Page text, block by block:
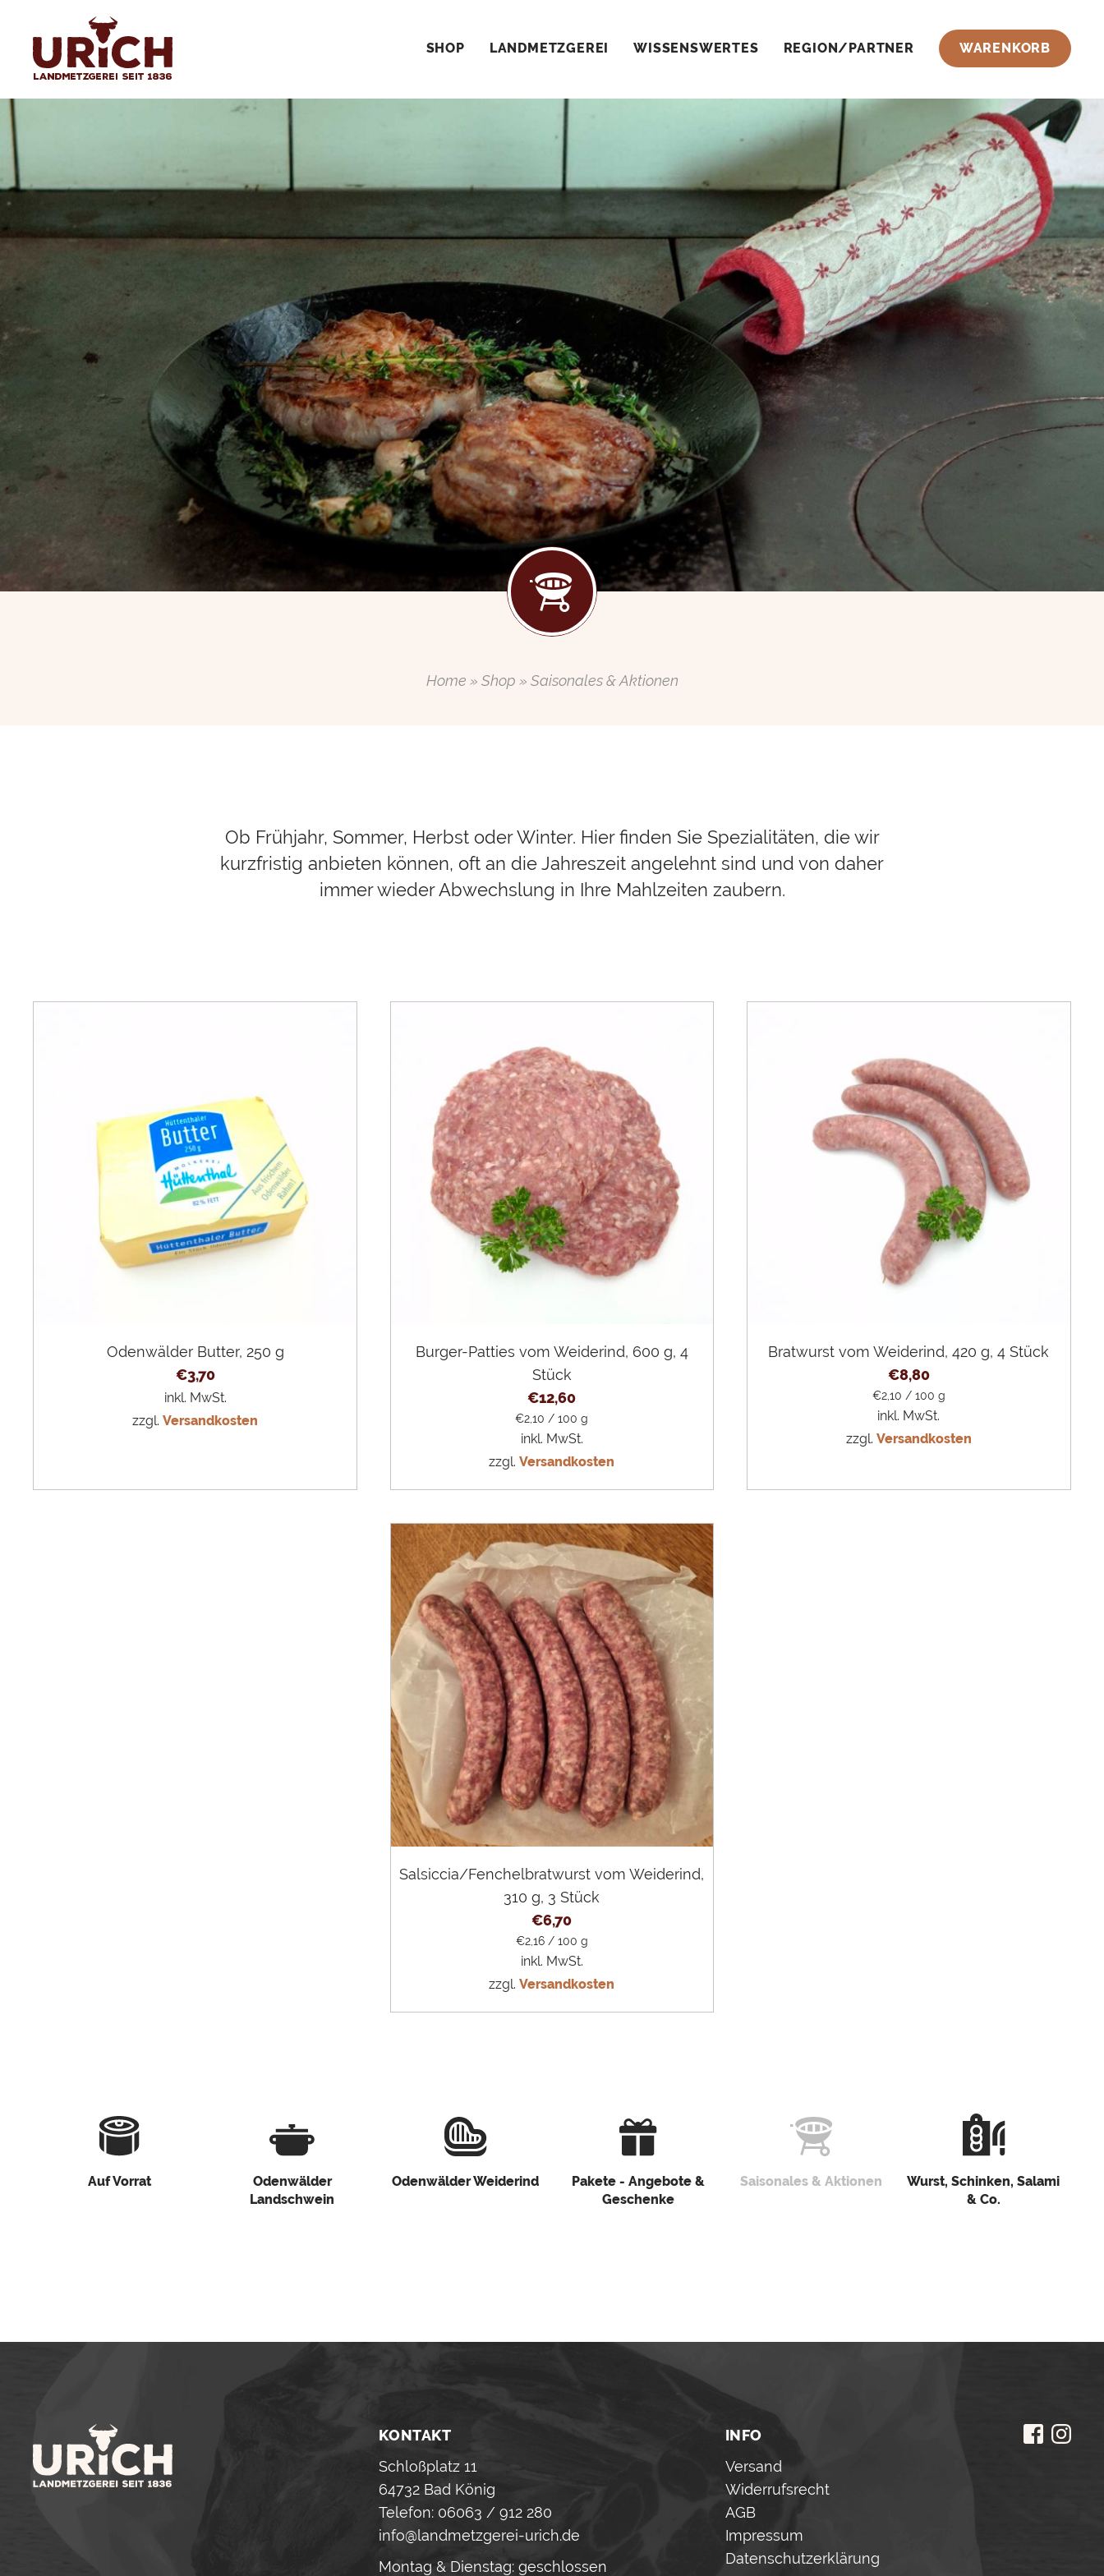
SHOP LANDMETZGEREI WISSENSWERTES REGION/PARTNER WARENKORB
Home » Shop » Saisonales & Aktionen
Ob Frühjahr, Sommer, Herbst oder Winter. Hier finden Sie Spezialitäten, die wir
kurzfristig anbieten können, oft an die Jahreszeit angelehnt sind und von daher
immer wieder Abwechslung in Ihre Mahlzeiten zaubern.
Odenwälder Butter, 250 g
€3,70
inkl. MwSt.
zzgl. Versandkosten
Burger-Patties vom Weiderind, 600 g, 4
Stück
€12,60
€2,10 /100 g
inkl. MwSt.
zzgl.Versandkosten
Bratwurst vom Weiderind, 420 g, 4 Stück
€8,80
€2,10 / 100 g
inkl. MwSt.
zzgl. Versandkosten
Salsiccia/Fenchelbratwurst vom Weiderind,
310 g, 3 Stück
€6,70
€2,16/ 100 g
inkl. MwSt.
zzgl.Versandkosten
Auf Vorrat
Odenwälder
Landschwein
Odenwälder Weiderind
Pakete - Angebote &
Geschenke
Saisonales & Aktionen
Wurst, Schinken, Salami
& Co.
KONTAKT
Schloßplatz 11
64732 Bad König
Telefon: 06063 / 912 280
info@landmetzgerei-urich.de
Montag & Dienstag: geschlossen
INFO
Versand
Widerrufsrecht
AGB
Impressum
Datenschutzerklärung